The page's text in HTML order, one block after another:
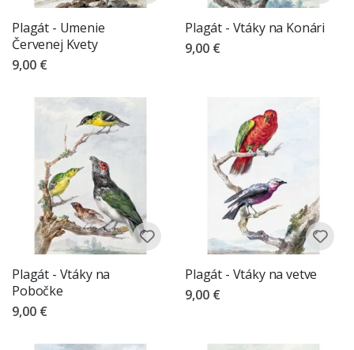
Plagát - Umenie
Červenej Kvety
9,00 €
Plagát - Vtáky na Konári
9,00 €
Plagát - Vtáky na
Pobočke
9,00 €
Plagát - Vtáky na vetve
9,00 €